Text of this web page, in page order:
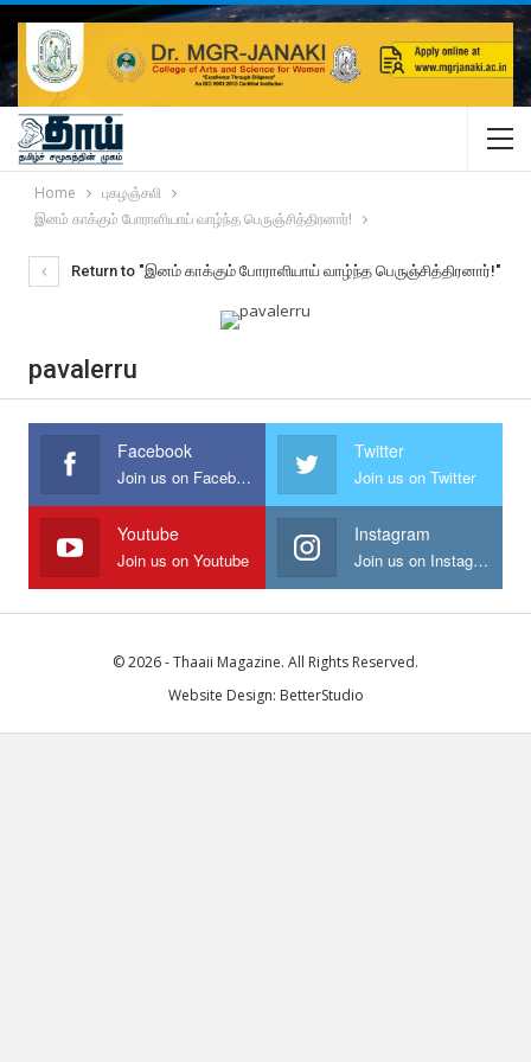
Home
புகழஞ்சலி
இனம் காக்கும் போராளியாய் வாழ்ந்த பெருஞ்சித்திரனார்!
Return to "இனம் காக்கும் போராளியாய் வாழ்ந்த பெருஞ்சித்திரனார்!"
pavalerru
Facebook
Join us on Facebook
Twitter
Join us on Twitter
Youtube
Join us on Youtube
Instagram
Join us on Instagram
© 2026 - Thaaii Magazine. All Rights Reserved.
Website Design: BetterStudio